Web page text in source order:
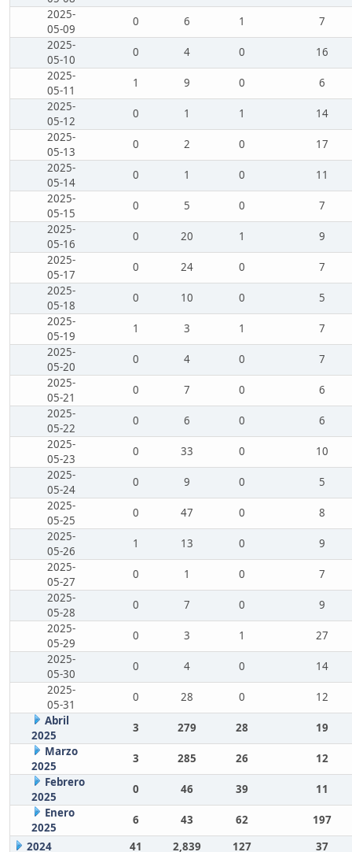
2025-
05-09
0 6 1
7
2025-
05-10
0 4 0
16
2025-
05-11
1 9 0
6
2025-
05-12
0 1 1
14
2025-
05-13
0 2 0
17
2025-
05-14
0 1 0
11
2025-
05-15
0 5 0
7
2025-
05-16
0 20 1
9
2025-
05-17
0 24 0
7
2025-
05-18
0 10 0
5
2025-
05-19
1 3 1
7
2025-
05-20
0 4 0
7
2025-
05-21
0 7 0
6
2025-
05-22
0 6 0
6
2025-
05-23
0 33 0
10
2025-
05-24
0 9 0
5
2025-
05-25
0 47 0
8
2025-
05-26
1 13 0
9
2025-
05-27
0 1 0
7
2025-
05-28
0 7 0
9
2025-
05-29
0 3 1
27
2025-
05-30
0 4 0
14
2025-
05-31
0 28 0
12
Abril
2025
3 279 28
19
Marzo
2025
3 285 26
12
Febrero
2025
0 46 39
11
Enero
2025
6 43 62
197
2024
41 2,839 127
37